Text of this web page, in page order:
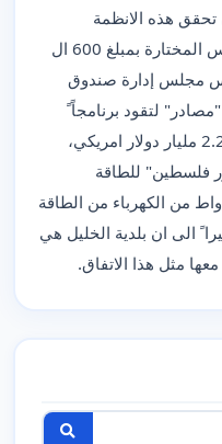
ان تحقق هذه الانظمة
توفيرات في فواتير الكهرباء للمدارس المختارة بمبلغ 600 ال
مجلس إدارة صندوق
لتقود برنامجاً
إستثماريا ً في قطاع الطاقة بحجم 2.2 مليار دولار امريكي،
فلسطين" للطاقة
لإنتاج 200 ميجاواط من الكهرباء من الطاقة
سنوات، مشيرا ً الى ان بلدية الخليل هي
مثل هذا الاتفاق.